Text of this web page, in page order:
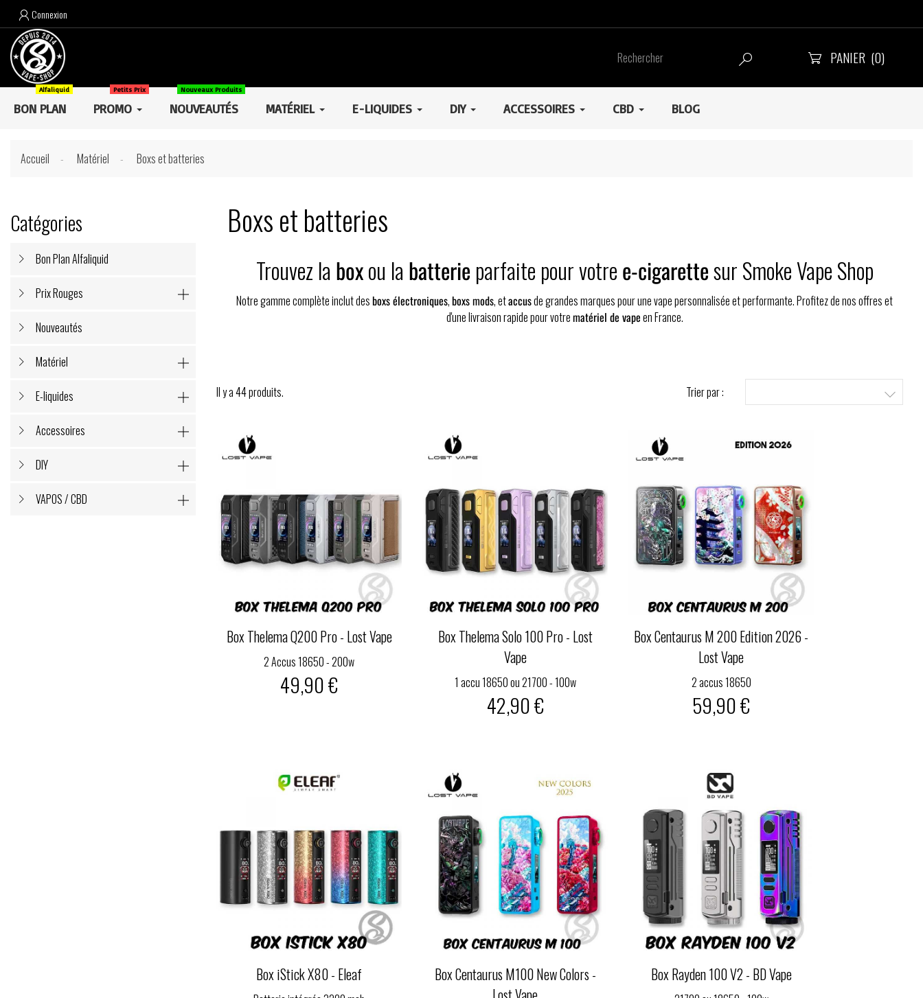
 Connexion
  PANIER (0)
BON PLAN
Alfaliquid
PROMO
Petits Prix
NOUVEAUTÉS
Nouveaux Produits
MATÉRIEL E-LIQUIDES DIY ACCESSOIRES CBD BLOG
Accueil Matériel Boxs et batteries
Catégories
Bon Plan Alfaliquid
Prix Rouges 
Nouveautés
Matériel 
E-liquides 
Accessoires 
DIY 
VAPOS / CBD 
Boxs et batteries
Trouvez la boxou la batterie parfaite pour votree-cigarettesur Smoke Vape Shop
Notre gamme complète inclut desboxs électroniques,boxs mods, etaccusde grandes marques pour une vape personnalisée et performante. Profitez de nos offres et
d'une livraison rapide pour votrematériel de vapeen France.
Il y a 44 produits. Trier par : 
Box Thelema Q200 Pro - Lost Vape
2 Accus 18650 - 200w
49,90 €
Box Thelema Solo 100 Pro - Lost
Vape
1 accu 18650 ou 21700 - 100w
42,90 €
Box Centaurus M 200 Edition 2026 -
Lost Vape
2 accus 18650
59,90 €
Box iStick X80 - Eleaf
Box Centaurus M100 New Colors -
Box Rayden 100 V2 - BD Vape